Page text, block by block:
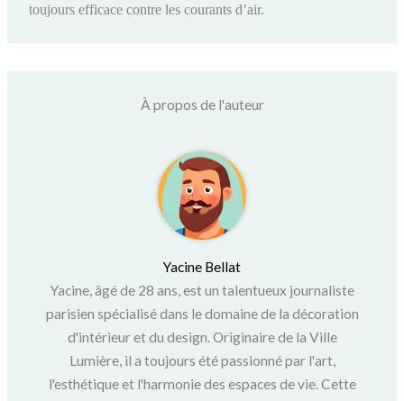
toujours efficace contre les courants d’air.
À propos de l'auteur
Yacine Bellat
Yacine, âgé de 28 ans, est un talentueux journaliste
parisien spécialisé dans le domaine de la décoration
d'intérieur et du design. Originaire de la Ville
Lumière, il a toujours été passionné par l'art,
l'esthétique et l'harmonie des espaces de vie. Cette